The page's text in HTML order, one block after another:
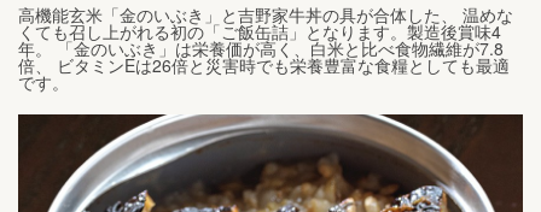
高機能玄米「金のいぶき」と吉野家牛丼の具が合体した、 温めな
くても召し上がれる初の「ご飯缶詰」となります。製造後賞味4
年。 「金のいぶき」は栄養価が高く、白米と比べ食物繊維が7.8
倍、 ビタミンEは26倍と災害時でも栄養豊富な食糧としても最適
です。